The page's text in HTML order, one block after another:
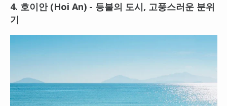
4. 호이안 (Hoi An) - 등불의 도시, 고풍스러운 분위
기